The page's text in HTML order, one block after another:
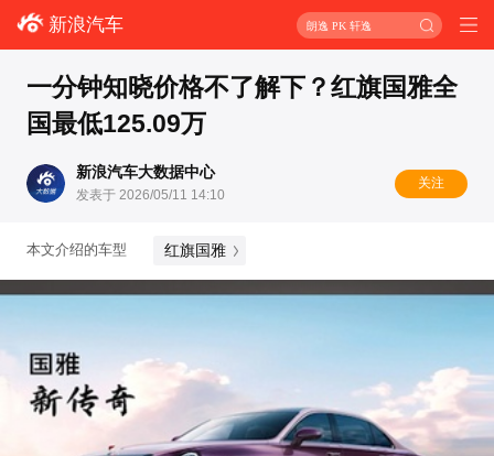
新浪汽车 朗逸 PK 轩逸
一分钟知晓价格不了解下？红旗国雅全
国最低125.09万
新浪汽车大数据中心
发表于 2026/05/11 14:10
关注
本文介绍的车型 红旗国雅